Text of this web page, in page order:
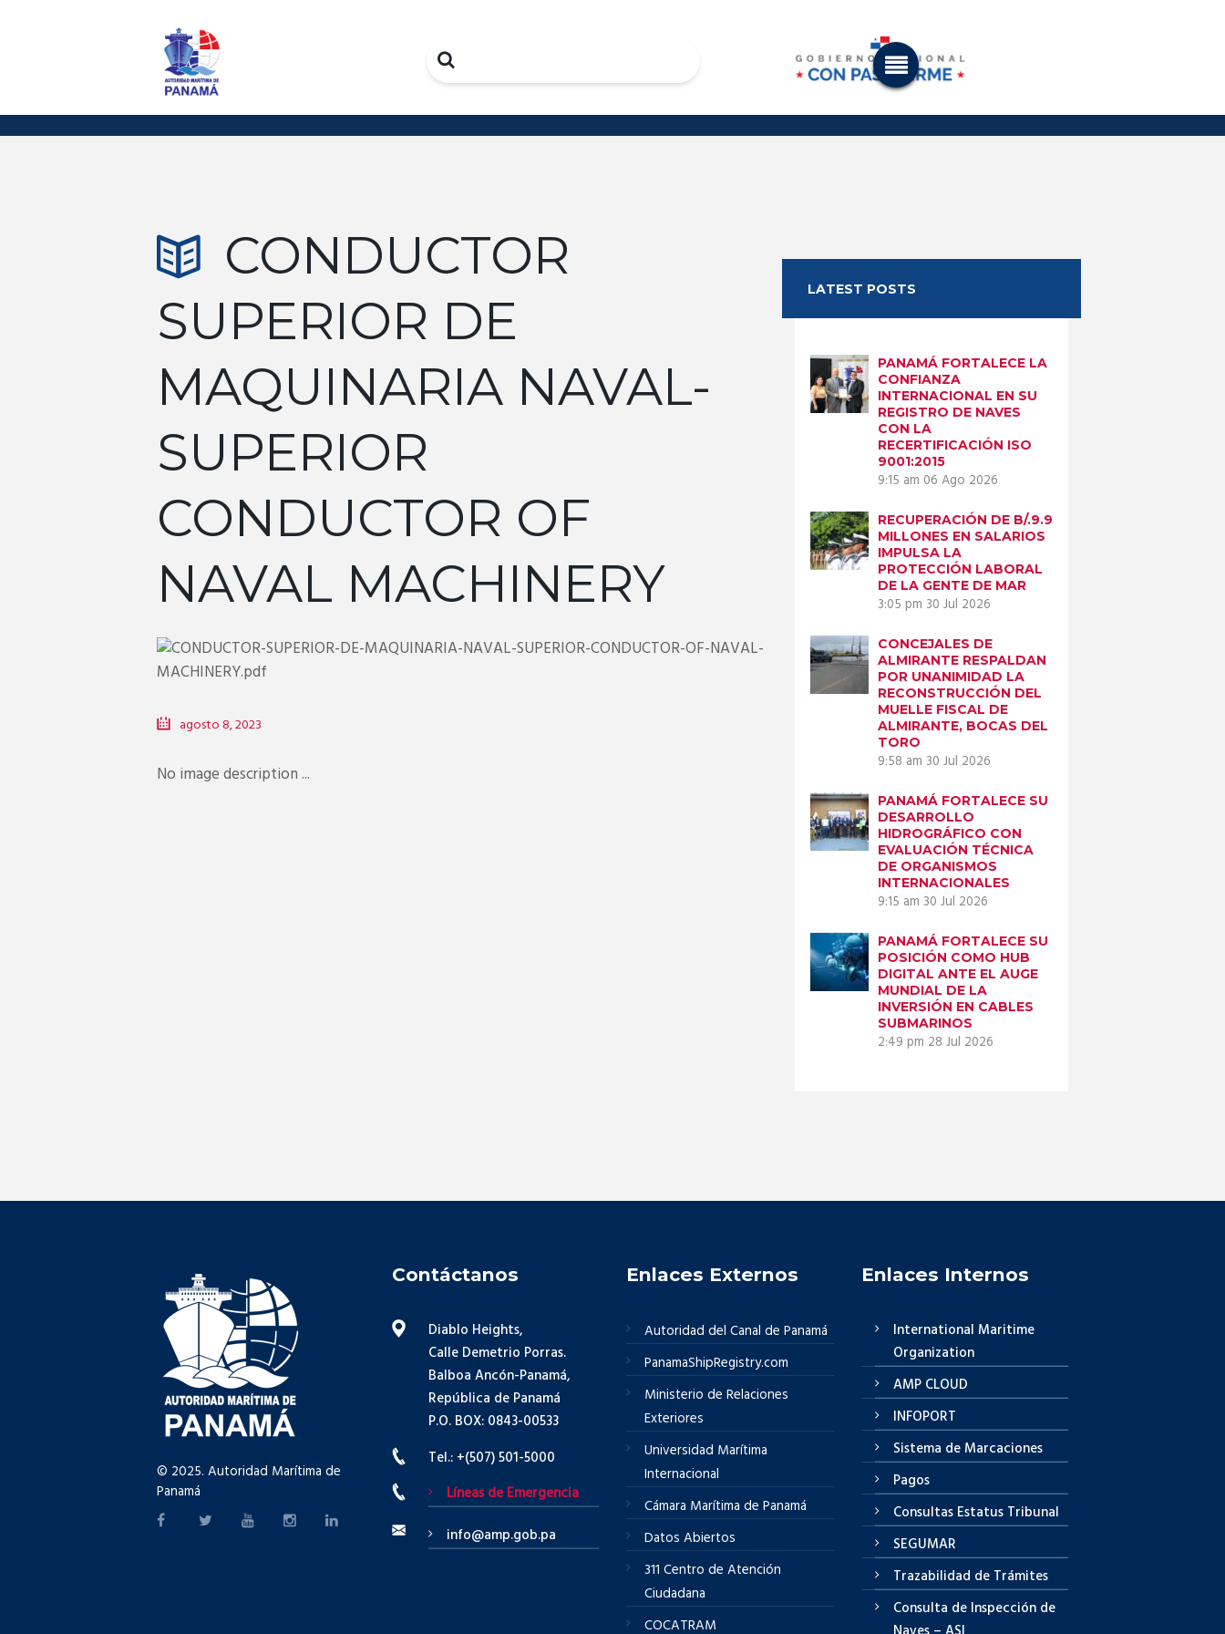
Search
CONDUCTOR
SUPERIOR DE
MAQUINARIA NAVAL-
SUPERIOR
CONDUCTOR OF
NAVAL MACHINERY
agosto 8, 2023
No image description ...
LATEST POSTS
PANAMÁ FORTALECE LA
CONFIANZA
INTERNACIONAL EN SU
REGISTRO DE NAVES
CON LA
RECERTIFICACIÓN ISO
9001:2015
9:15 am 06 Ago 2026
RECUPERACIÓN DE B/.9.9
MILLONES EN SALARIOS
IMPULSA LA
PROTECCIÓN LABORAL
DE LA GENTE DE MAR
3:05 pm 30 Jul 2026
CONCEJALES DE
ALMIRANTE RESPALDAN
POR UNANIMIDAD LA
RECONSTRUCCIÓN DEL
MUELLE FISCAL DE
ALMIRANTE, BOCAS DEL
TORO
9:58 am 30 Jul 2026
PANAMÁ FORTALECE SU
DESARROLLO
HIDROGRÁFICO CON
EVALUACIÓN TÉCNICA
DE ORGANISMOS
INTERNACIONALES
9:15 am 30 Jul 2026
PANAMÁ FORTALECE SU
POSICIÓN COMO HUB
DIGITAL ANTE EL AUGE
MUNDIAL DE LA
INVERSIÓN EN CABLES
SUBMARINOS
2:49 pm 28 Jul 2026
© 2025. Autoridad Marítima de
Panamá
Contáctanos
Diablo Heights,
Calle Demetrio Porras.
Balboa Ancón-Panamá,
República de Panamá
P.O. BOX: 0843-00533
Tel.: +(507) 501-5000
Líneas de Emergencia
info@amp.gob.pa
Enlaces Externos
Autoridad del Canal de Panamá
PanamaShipRegistry.com
Ministerio de Relaciones
Exteriores
Universidad Marítima
Internacional
Cámara Marítima de Panamá
Datos Abiertos
311 Centro de Atención
Ciudadana
COCATRAM
Enlaces Internos
International Maritime
Organization
AMP CLOUD
INFOPORT
Sistema de Marcaciones
Pagos
Consultas Estatus Tribunal
SEGUMAR
Trazabilidad de Trámites
Consulta de Inspección de